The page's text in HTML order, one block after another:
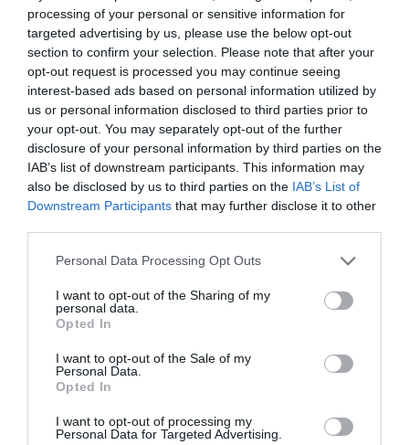
processing of your personal or sensitive information for
targeted advertising by us, please use the below opt-out
section to confirm your selection. Please note that after your
opt-out request is processed you may continue seeing
interest-based ads based on personal information utilized by
us or personal information disclosed to third parties prior to
your opt-out. You may separately opt-out of the further
disclosure of your personal information by third parties on the
IAB’s list of downstream participants. This information may
also be disclosed by us to third parties on the IAB’s List of
Downstream Participants that may further disclose it to other
Personal Data Processing Opt Outs
I want to opt-out of the Sharing of my
personal data.
Opted In
I want to opt-out of the Sale of my
Personal Data.
Opted In
I want to opt-out of processing my
Personal Data for Targeted Advertising.
Wnętrza zamku mieszczą muzea oraz wystawy
poświęcone historii regionu. To niezwykle cenne
miejsce dla wszystkich miłośników historii i kultury.
3. Ogrody Kungsparken
Ogrody Kungsparken to jedna z najpiękniejszych
przestrzeni zielonych w Malmö. To idealne miejsce
na relaks po intensywnym dniu zwiedzania. Park
oferuje liczne ścieżki spacerowe, urokliwe stawy
oraz miejsca do piknikowania. Jest to doskonałe
miejsce, aby cieszyć się przyrodą i nabrać energii.
Szwedzka kuchnia w hotelach
all-inclusive
Kiedy już zdecydujesz się na hotel all-inclusive w
Malmö, nie zapomnij spróbować lokalnej kuchni.
Szwedzka kuchnia oferuje wiele pysznych potraw,
świeże, lokalne składniki, co ma pozytywny wpływ na